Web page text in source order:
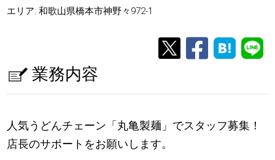
エリア: 和歌山県橋本市神野々972-1
業務内容
人気うどんチェーン「丸亀製麺」でスタッフ募集！
店長のサポートをお願いします。